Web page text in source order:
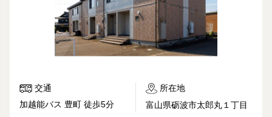
交通
加越能バス 豊町 徒歩5分
所在地
富山県砺波市太郎丸１丁目